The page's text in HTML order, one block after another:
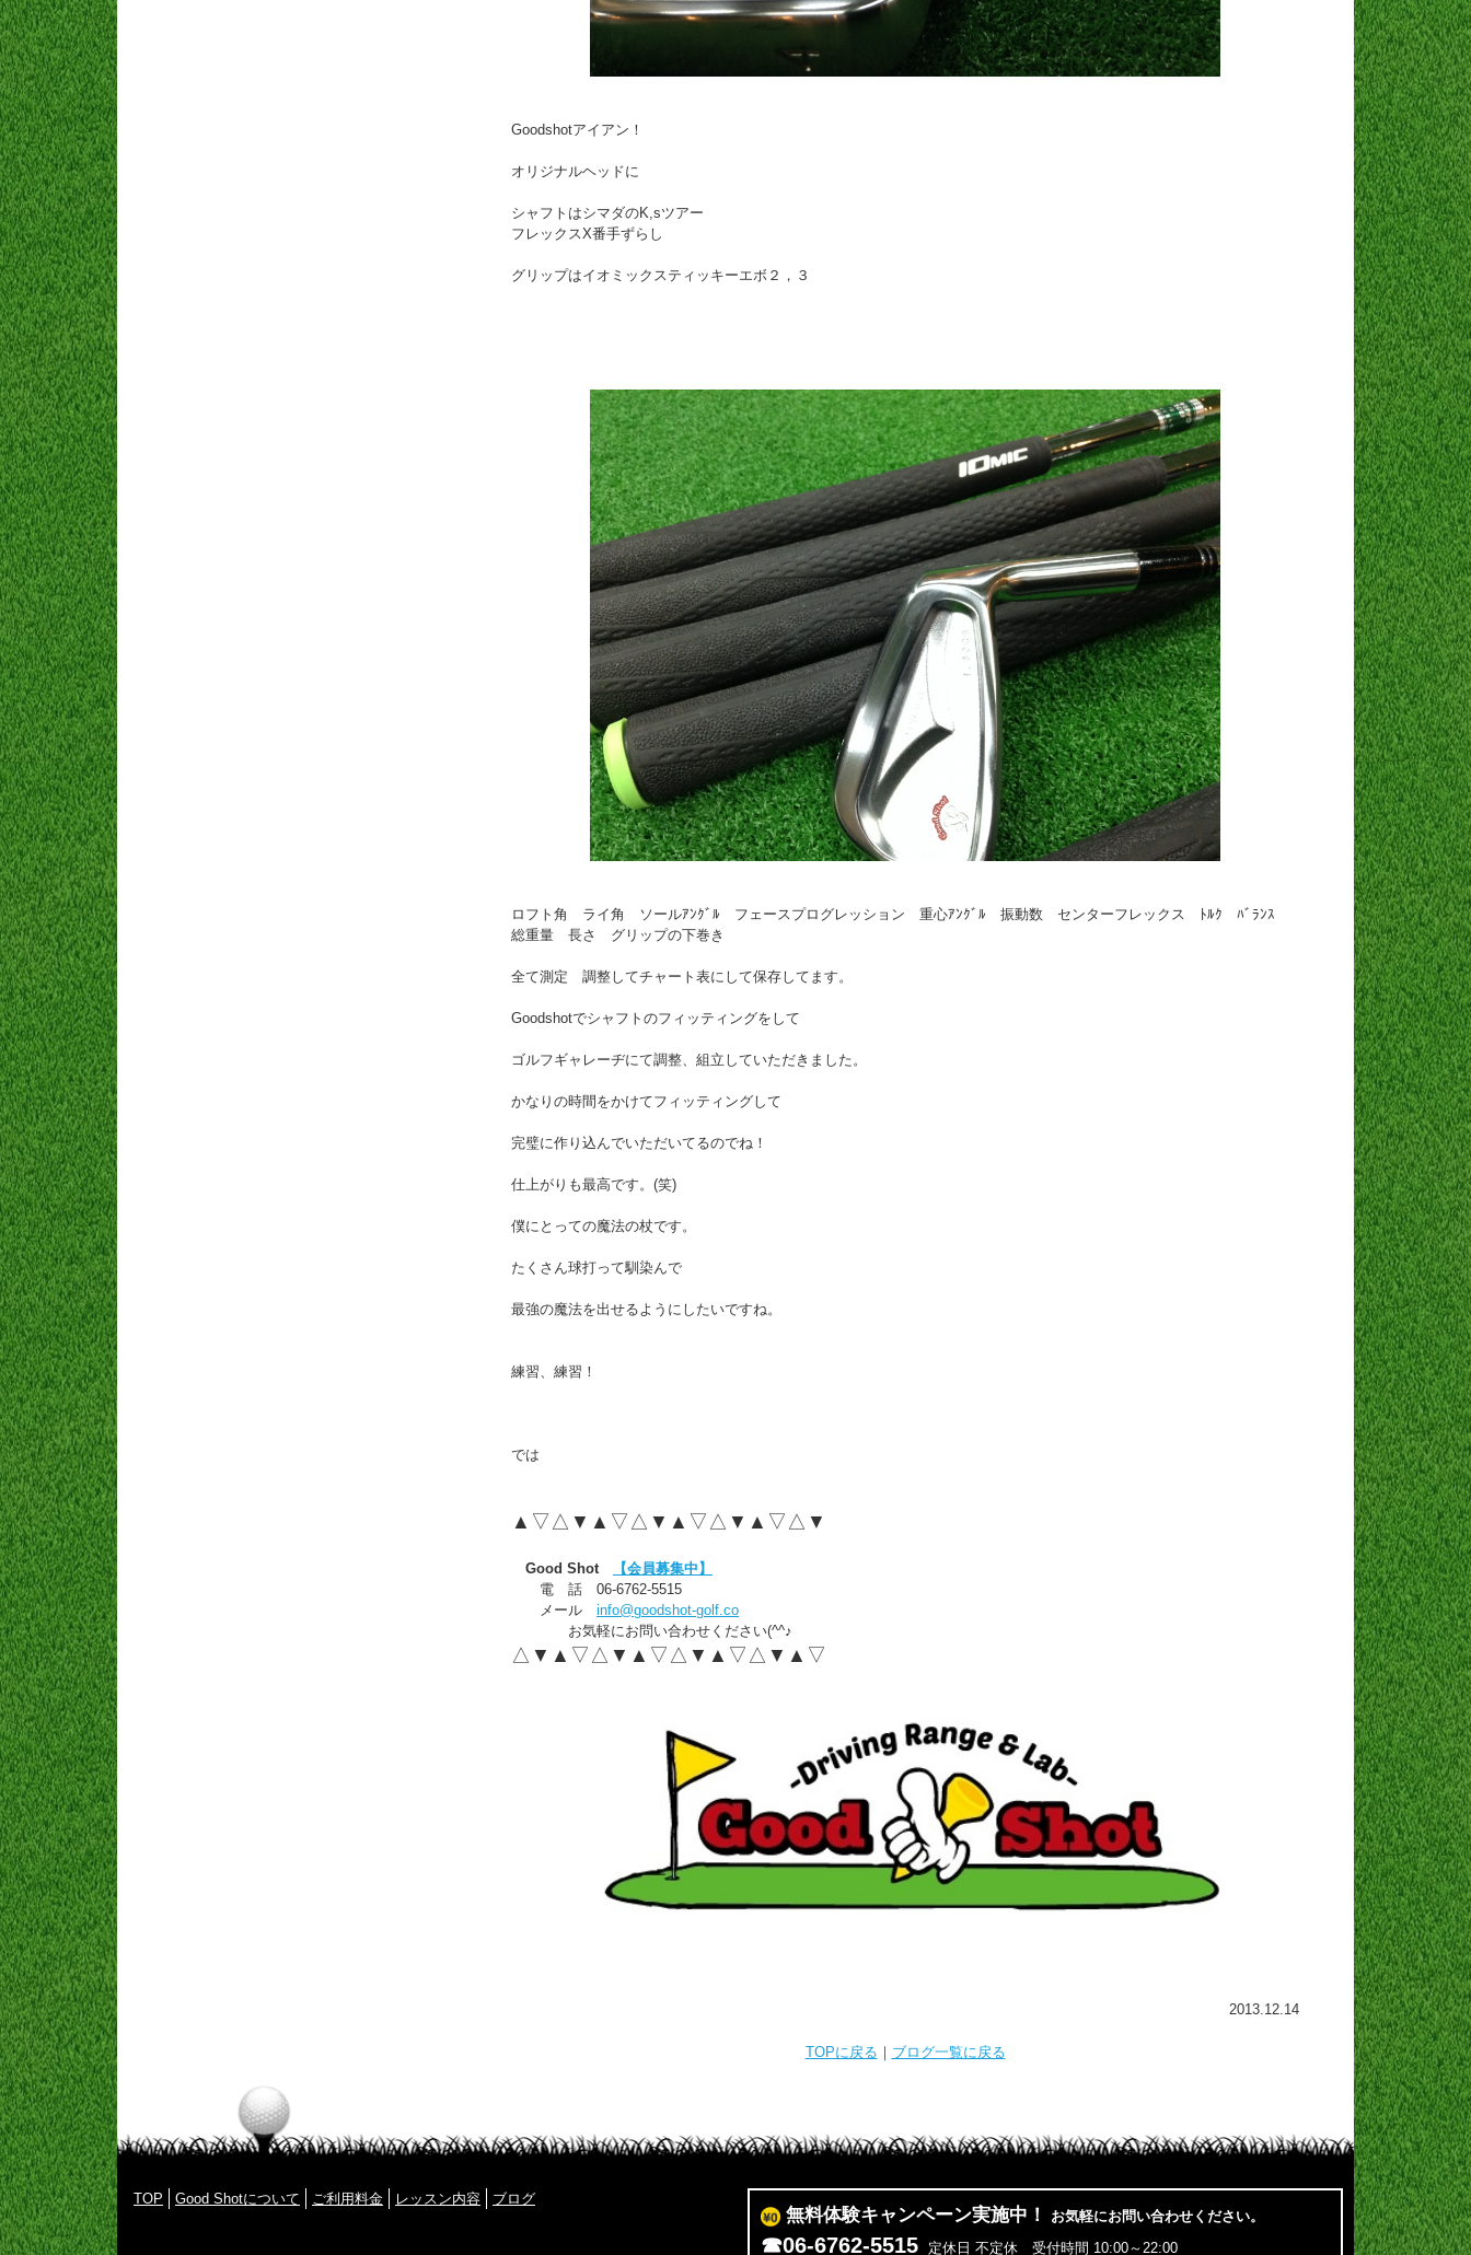
Goodshotアイアン！
オリジナルヘッドに
シャフトはシマダのK,sツアー
フレックスX番手ずらし
グリップはイオミックスティッキーエボ２，３
ロフト角 ライ角 ソールｱﾝｸﾞﾙ フェースプログレッション 重心ｱﾝｸﾞﾙ 振動数 センターフレックス ﾄﾙｸ ﾊﾞﾗﾝｽ
総重量 長さ グリップの下巻き
全て測定 調整してチャート表にして保存してます。
Goodshotでシャフトのフィッティングをして
ゴルフギャレーヂにて調整、組立していただきました。
かなりの時間をかけてフィッティングして
完璧に作り込んでいただいてるのでね！
仕上がりも最高です。(笑)
僕にとっての魔法の杖です。
たくさん球打って馴染んで
最強の魔法を出せるようにしたいですね。
練習、練習！
では
▲▽△▼▲▽△▼▲▽△▼▲▽△▼
Good Shot
【会員募集中】
電 話 06-6762-5515
メール info@goodshot-golf.co
お気軽にお問い合わせください(^^♪
△▼▲▽△▼▲▽△▼▲▽△▼▲▽
2013.12.14
TOPに戻る ｜ ブログ一覧に戻る
TOP Good Shotについて ご利用料金 レッスン内容 ブログ
無料体験キャンペーン実施中！ お気軽にお問い合わせください。
☎06-6762-5515 定休日 不定休 受付時間 10:00～22:00